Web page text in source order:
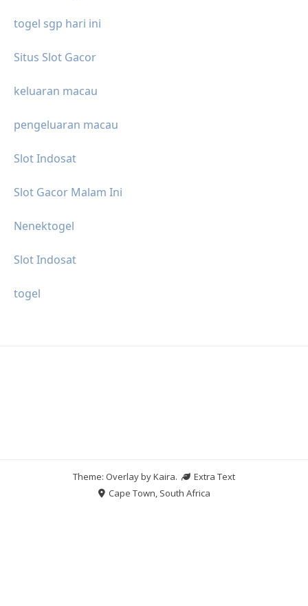
togel sgp hari ini
Situs Slot Gacor
keluaran macau
pengeluaran macau
Slot Indosat
Slot Gacor Malam Ini
Nenektogel
Slot Indosat
togel
Theme: Overlay byKaira.
Extra Text
Cape Town, South Africa